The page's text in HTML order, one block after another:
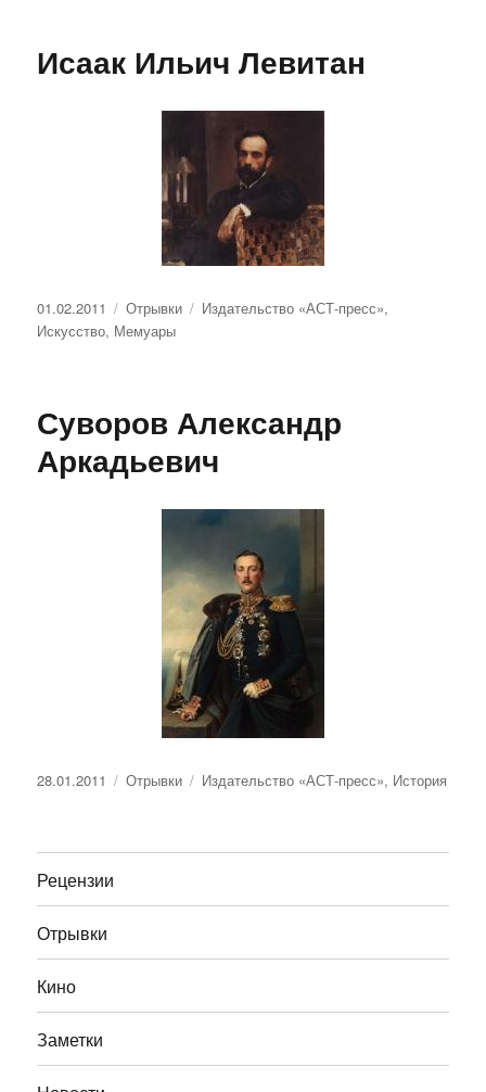
Исаак Ильич Левитан
Опубликовано
01.02.2011 Рубрики
Отрывки Метки
Издательство «АСТ-пресс»,
Искусство, Мемуары
Суворов Александр
Аркадьевич
Опубликовано
28.01.2011 Рубрики
Отрывки Метки
Издательство «АСТ-пресс», История
Рецензии
Отрывки
Кино
Заметки